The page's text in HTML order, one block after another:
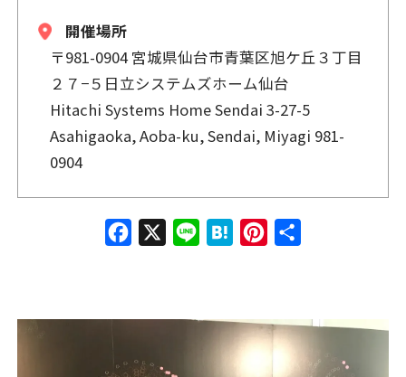
開催場所
〒981-0904 宮城県仙台市青葉区旭ケ丘３丁目
２７−５日立システムズホーム仙台
Hitachi Systems Home Sendai 3-27-5
Asahigaoka, Aoba-ku, Sendai, Miyagi 981-
0904
Face
X Line
Hate
Pinte